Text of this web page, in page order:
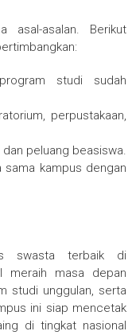
asal-asalan. Berikut
studi sudah
perpustakaan,
dan peluang beasiswa.
sama kampus dengan
swasta terbaik di
meraih masa depan
studi unggulan, serta
ini siap mencetak
di tingkat nasional